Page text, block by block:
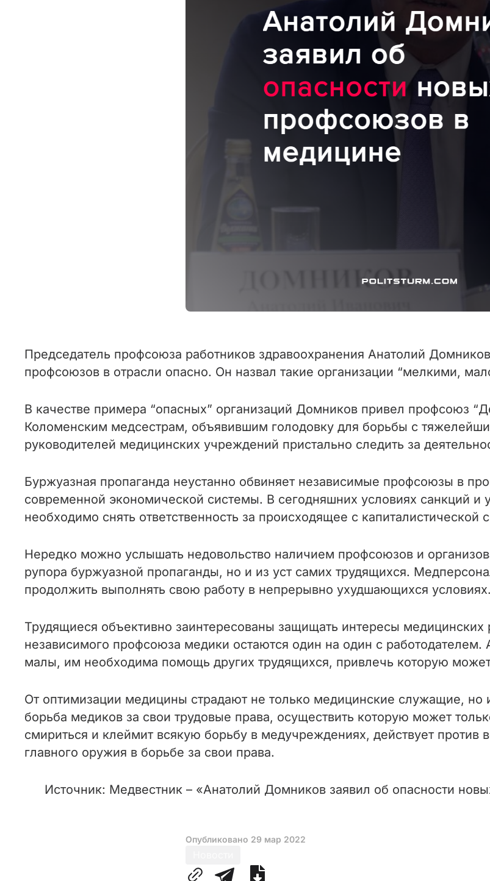
Председатель профсоюза работников здравоохранения Анатолий
профсоюзов в отрасли опасно. Он назвал такие организации “мелкими,
В качестве примера “опасных” организаций Домников привел профсоюз
Коломенским медсестрам, объявившим голодовку для борьбы с
руководителей медицинских учреждений пристально следить за
Буржуазная пропаганда неустанно обвиняет независимые профсоюзы в
современной экономической системы. В сегодняшних условиях санкций и
необходимо снять ответственность за происходящее с капиталистической
Нередко можно услышать недовольство наличием профсоюзов и
рупора буржуазной пропаганды, но и из уст самих трудящихся.
продолжить выполнять свою работу в непрерывно ухудшающихся условиях.
Трудящиеся объективно заинтересованы защищать интересы медицинских
независимого профсоюза медики остаются один на один с
малы, им необходима помощь других трудящихся, привлечь которую
От оптимизации медицины страдают не только медицинские служащие, но
борьба медиков за свои трудовые права, осуществить которую может
смириться и клеймит всякую борьбу в медучреждениях, действует против
главного оружия в борьбе за свои права.
Источник: Медвестник – «Анатолий Домников заявил об опасности
Опубликовано 29 мар 2022